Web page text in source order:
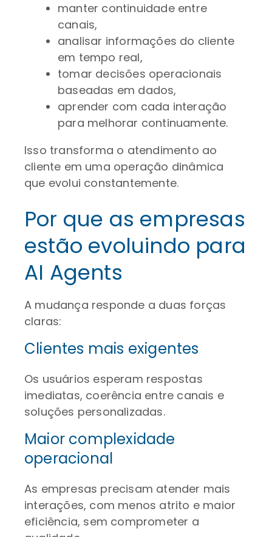
manter continuidade entre
canais,
analisar informações do cliente
em tempo real,
tomar decisões operacionais
baseadas em dados,
aprender com cada interação
para melhorar continuamente.
Isso transforma o atendimento ao
cliente em uma operação dinâmica
que evolui constantemente.
Por que as empresas
estão evoluindo para
AI Agents
A mudança responde a duas forças
claras:
Clientes mais exigentes
Os usuários esperam respostas
imediatas, coerência entre canais e
soluções personalizadas.
Maior complexidade
operacional
As empresas precisam atender mais
interações, com menos atrito e maior
eficiência, sem comprometer a